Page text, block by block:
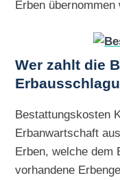
Erben
Wer zahlt die
Bestattungskosten
Erbanwartschaft
Erben, welche dem
vorhandene